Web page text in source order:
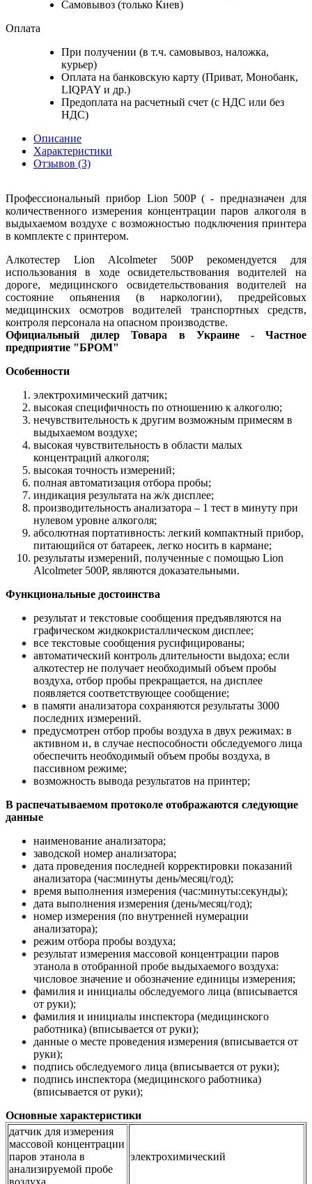
Самовывоз (только Киев)
Оплата
При получении (в т.ч. самовывоз, наложка,
курьер)
Оплата на банковскую карту (Приват, Монобанк,
LIQPAY и др.)
Предоплата на расчетный счет (с НДС или без
НДС)
Описание
Характеристики
Отзывов (3)
Профессиональный прибор Lion 500P ( - предназначен для
количественного измерения концентрации паров алкоголя в
выдыхаемом воздухе c возможностью подключения принтера
в комплекте с принтером.
Алкотестер Lion Alcolmeter 500P рекомендуется для
использования в ходе освидетельствования водителей на
дороге, медицинского освидетельствования водителей на
состояние опьянения (в наркологии), предрейсовых
медицинских осмотров водителей транспортных средств,
контроля персонала на опасном производстве.
Официальный дилер Товара в Украине - Частное
предприятие "БРОМ"
Особенности
электрохимический датчик;
высокая специфичность по отношению к алкоголю;
нечувствительность к другим возможным примесям в
выдыхаемом воздухе;
высокая чувствительность в области малых
концентраций алкоголя;
высокая точность измерений;
полная автоматизация отбора пробы;
индикация результата на ж/к дисплее;
производительность анализатора – 1 тест в минуту при
нулевом уровне алкоголя;
абсолютная портативность: легкий компактный прибор,
питающийся от батареек, легко носить в кармане;
результаты измерений, полученные с помощью Lion
Alcolmeter 500P, являются доказательными.
Функциональные достоинства
результат и текстовые сообщения предъявляются на
графическом жидкокристаллическом дисплее;
все текстовые сообщения русифицированы;
автоматический контроль длительности выдоха; если
алкотестер не получает необходимый объем пробы
воздуха, отбор пробы прекращается, на дисплее
появляется соответствующее сообщение;
в памяти анализатора сохраняются результаты 3000
последних измерений.
предусмотрен отбор пробы воздуха в двух режимах: в
активном и, в случае неспособности обследуемого лица
обеспечить необходимый объем пробы воздуха, в
пассивном режиме;
возможность вывода результатов на принтер;
В распечатываемом протоколе отображаются следующие
данные
наименование анализатора;
заводской номер анализатора;
дата проведения последней корректировки показаний
анализатора (час:минуты день/месяц/год);
время выполнения измерения (час:минуты:секунды);
дата выполнения измерения (день/месяц/год);
номер измерения (по внутренней нумерации
анализатора);
режим отбора пробы воздуха;
результат измерения массовой концентрации паров
этанола в отобранной пробе выдыхаемого воздуха:
числовое значение и обозначение единицы измерения;
фамилия и инициалы обследуемого лица (вписывается
от руки);
фамилия и инициалы инспектора (медицинского
работника) (вписывается от руки);
данные о месте проведения измерения (вписывается от
руки);
подпись обследуемого лица (вписывается от руки);
подпись инспектора (медицинского работника)
(вписывается от руки);
Основные характеристики
датчик для измерения
массовой концентрации
паров этанола в
анализируемой пробе
воздуха
электрохимический